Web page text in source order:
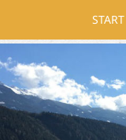
START